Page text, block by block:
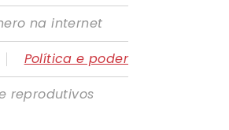
na internet
|
Política e poder
reprodutivos